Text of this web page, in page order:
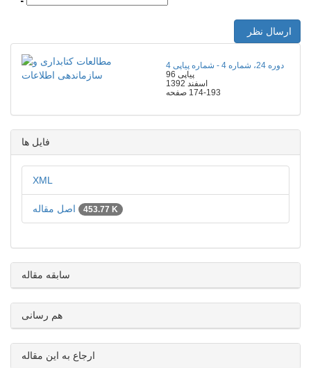
ارسال نظر
دوره 24، شماره 4 - شماره پیاپی 4
پیاپی 96
اسفند 1392
174-193
فایل ها
XML
453.77 K
سابقه مقاله
هم رسانی
ارجاع به این مقاله